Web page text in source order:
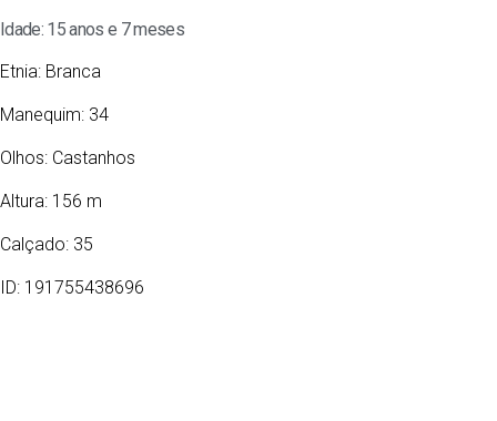
Idade: 15 anos e 7 meses
Etnia: Branca
Manequim: 34
Olhos: Castanhos
Altura: 156 m
Calçado: 35
ID: 191755438696